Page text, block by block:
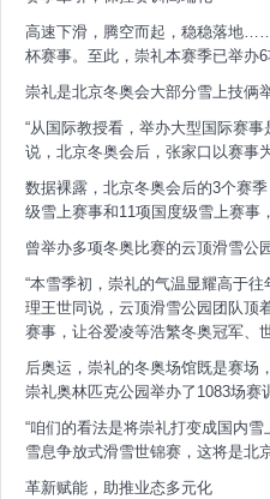
高速下滑，腾空而起，稳稳落地
杯赛事。至此，崇礼本赛季已举办6
崇礼是北京冬奥会大部分雪上技俩
“从国际教授看，举办大型国际赛
说，北京冬奥会后，张家口以赛事
数据裸露，北京冬奥会后的3个赛
级雪上赛事和11项国度级雪上赛事
曾举办多项冬奥比赛的云顶滑雪公
“本雪季初，崇礼的气温显耀高于
理王世同说，云顶滑雪公园团队顶
赛事，让谷爱凌等浩繁冬奥冠军、
后奥运，崇礼的冬奥场馆既是赛场
崇礼奥林匹克公园举办了1083场赛
“咱们的看法是将崇礼打变成国内
雪息争放式滑雪世锦赛，这将是北
革新赋能，助推业态多元化